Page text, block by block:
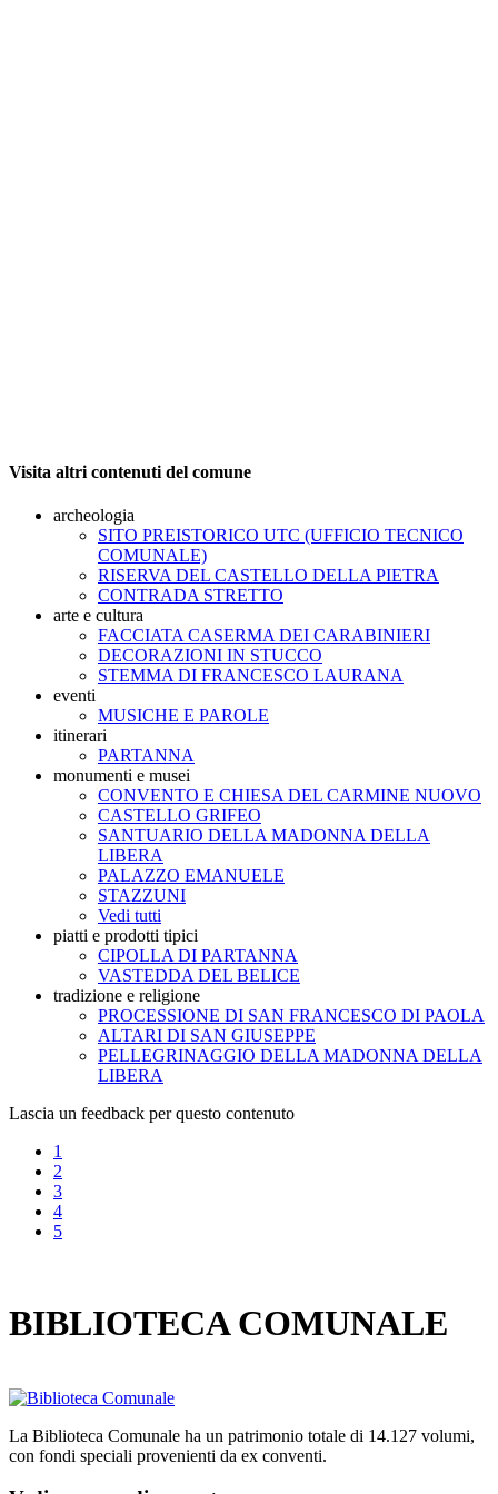
Visita altri contenuti del comune
archeologia
SITO PREISTORICO UTC (UFFICIO TECNICO
COMUNALE)
RISERVA DEL CASTELLO DELLA PIETRA
CONTRADA STRETTO
arte e cultura
FACCIATA CASERMA DEI CARABINIERI
DECORAZIONI IN STUCCO
STEMMA DI FRANCESCO LAURANA
eventi
MUSICHE E PAROLE
itinerari
PARTANNA
monumenti e musei
CONVENTO E CHIESA DEL CARMINE NUOVO
CASTELLO GRIFEO
SANTUARIO DELLA MADONNA DELLA
LIBERA
PALAZZO EMANUELE
STAZZUNI
Vedi tutti
piatti e prodotti tipici
CIPOLLA DI PARTANNA
VASTEDDA DEL BELICE
tradizione e religione
PROCESSIONE DI SAN FRANCESCO DI PAOLA
ALTARI DI SAN GIUSEPPE
PELLEGRINAGGIO DELLA MADONNA DELLA
LIBERA
Lascia un feedback per questo contenuto
1
2
3
4
5
BIBLIOTECA COMUNALE
La Biblioteca Comunale ha un patrimonio totale di 14.127 volumi,
con fondi speciali provenienti da ex conventi.